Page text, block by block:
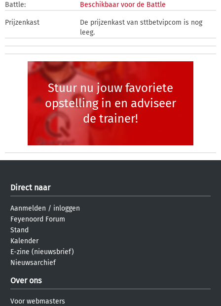
Battle: Beschikbaar voor de Battle
Prijzenkast
De prijzenkast van sttbetvipcom is nog
leeg.
Stuur nu jouw favoriete
opstelling in en adviseer
de trainer!
Direct naar
Aanmelden / inloggen
Feyenoord Forum
Stand
Kalender
E-zine (nieuwsbrief)
Nieuwsarchief
Over ons
Voor webmasters